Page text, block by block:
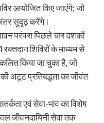
आयोजित किए जाएंगे; जो
सुदृढ़ करेंगे।
परंपरा पिछले चार दशकों
शिविरों के माध्यम से
किया जा चुका है, जो
अटूट प्रतिबद्धता का जीवंत
एवं सेवा-भाव का विशेष
जीवनदायिनी सेवा तक